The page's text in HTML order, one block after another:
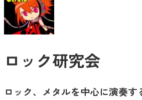
ロック研究会
ロック、メタルを中心に演奏す